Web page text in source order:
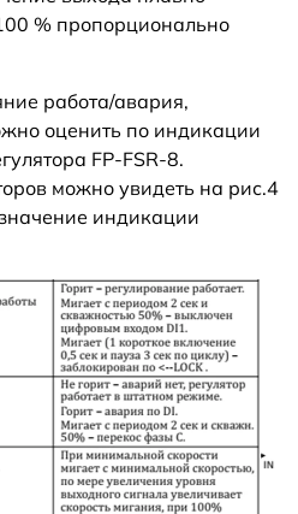
% пропорционально
работа/авария,
оценить по индикации
FP-FSR-8.
можно увидеть на рис.4
индикации